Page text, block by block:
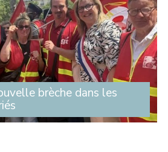
brèche dans les
la question du travail le 1er mai a